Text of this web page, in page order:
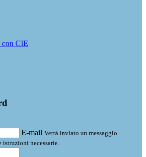
con CIE
E-mail Verrà inviato un messaggio
necessarie.